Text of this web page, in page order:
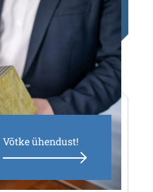
Võtke ühendust!